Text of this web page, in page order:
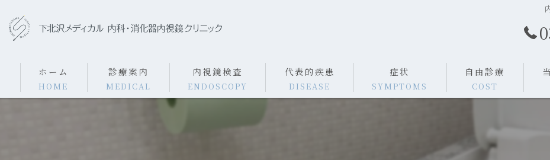
ホーム
HOME
診療案内
MEDICAL
内視鏡検査
ENDOSCOPY
代表的疾患
DISEASE
症状
SYMPTOMS
自由診療
COST